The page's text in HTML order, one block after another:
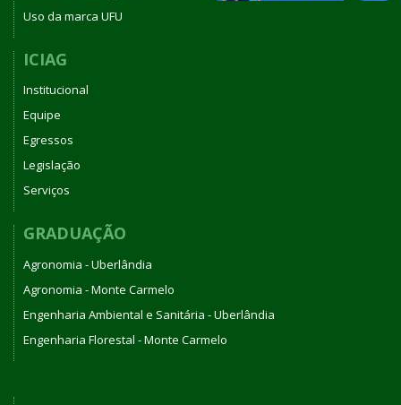
Uso da marca UFU
ICIAG
Institucional
Equipe
Egressos
Legislação
Serviços
GRADUAÇÃO
Agronomia - Uberlândia
Agronomia - Monte Carmelo
Engenharia Ambiental e Sanitária - Uberlândia
Engenharia Florestal - Monte Carmelo